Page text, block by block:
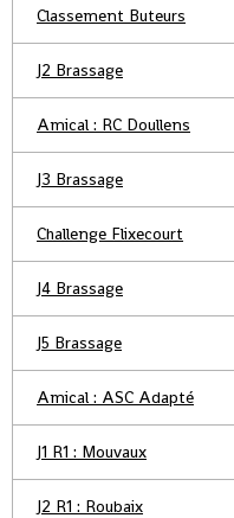
Classement Buteurs
J2 Brassage
Amical : RC Doullens
J3 Brassage
Challenge Flixecourt
J4 Brassage
J5 Brassage
Amical : ASC Adapté
J1 R1 : Mouvaux
J2 R1 : Roubaix